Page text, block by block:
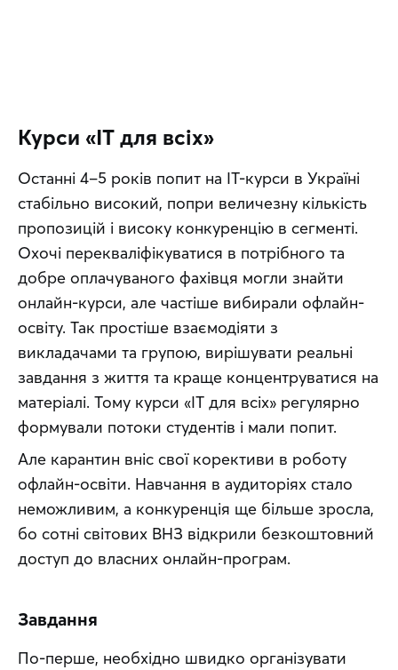
Курси «IT для всіх»
Останні 4–5 років попит на IT-курси в Україні
стабільно високий, попри величезну кількість
пропозицій і високу конкуренцію в сегменті.
Охочі перекваліфікуватися в потрібного та
добре оплачуваного фахівця могли знайти
онлайн-курси, але частіше вибирали офлайн-
освіту. Так простіше взаємодіяти з
викладачами та групою, вирішувати реальні
завдання з життя та краще концентруватися на
матеріалі. Тому курси «IT для всіх» регулярно
формували потоки студентів і мали попит.
Але карантин вніс свої корективи в роботу
офлайн-освіти. Навчання в аудиторіях стало
неможливим, а конкуренція ще більше зросла,
бо сотні світових ВНЗ відкрили безкоштовний
доступ до власних онлайн-програм.
Завдання
По-перше, необхідно швидко організувати